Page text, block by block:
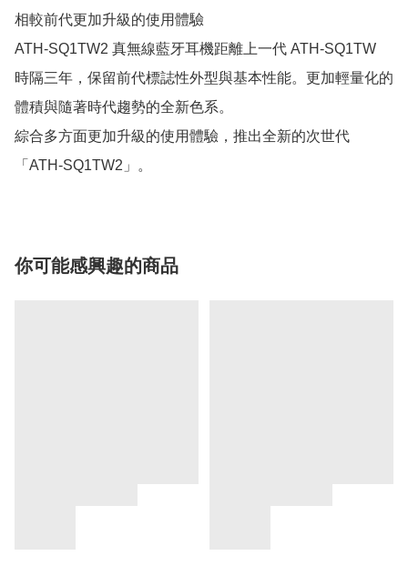
相較前代更加升級的使用體驗
ATH-SQ1TW2 真無線藍牙耳機距離上一代 ATH-SQ1TW
時隔三年，保留前代標誌性外型與基本性能。更加輕量化的
體積與隨著時代趨勢的全新色系。
綜合多方面更加升級的使用體驗，推出全新的次世代
「ATH-SQ1TW2」。
你可能感興趣的商品